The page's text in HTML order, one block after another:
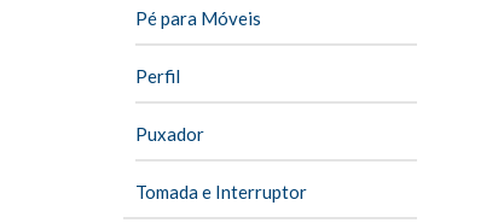
Pé para Móveis
Perfil
Puxador
Tomada e Interruptor